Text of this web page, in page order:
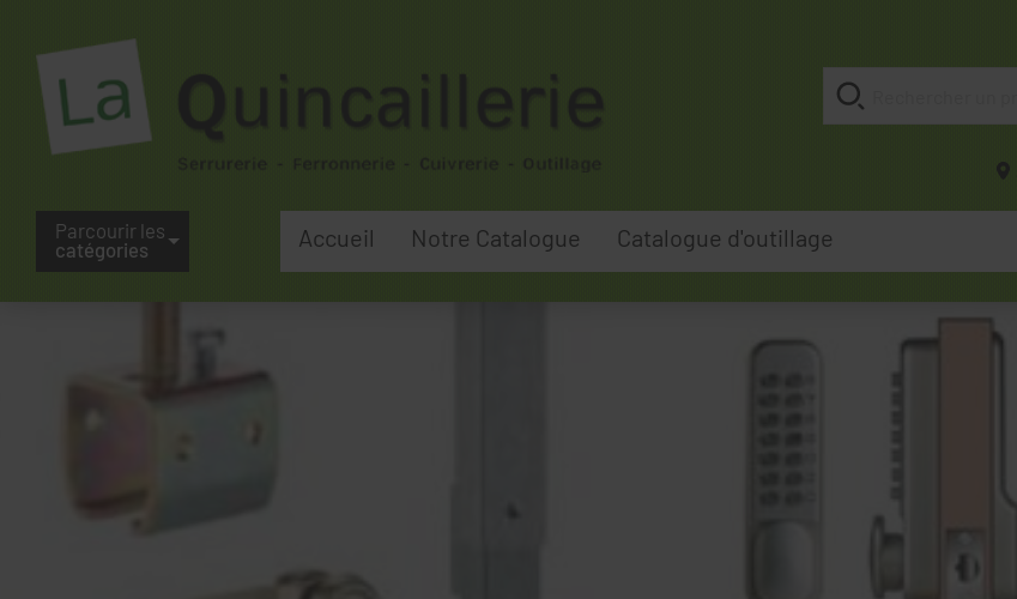
Parcourir les
catégories
Accueil Notre Catalogue Catalogue d'outillage